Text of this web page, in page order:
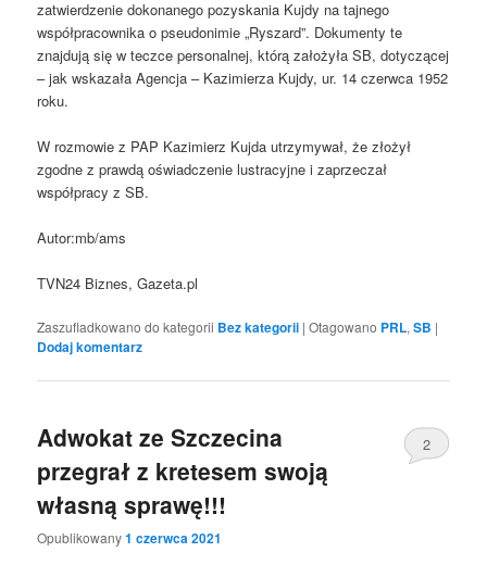
zatwierdzenie dokonanego pozyskania Kujdy na tajnego
współpracownika o pseudonimie „Ryszard”. Dokumenty te
znajdują się w teczce personalnej, którą założyła SB, dotyczącej
– jak wskazała Agencja – Kazimierza Kujdy, ur. 14 czerwca 1952
roku.
W rozmowie z PAP Kazimierz Kujda utrzymywał, że złożył
zgodne z prawdą oświadczenie lustracyjne i zaprzeczał
współpracy z SB.
Autor:mb/ams
TVN24 Biznes, Gazeta.pl
Zaszufladkowano do kategorii Bez kategorii |Otagowano PRL,SB |
Dodaj komentarz
Adwokat ze Szczecina
przegrał z kretesem swoją
własną sprawę!!!
Opublikowany1 czerwca 2021
2